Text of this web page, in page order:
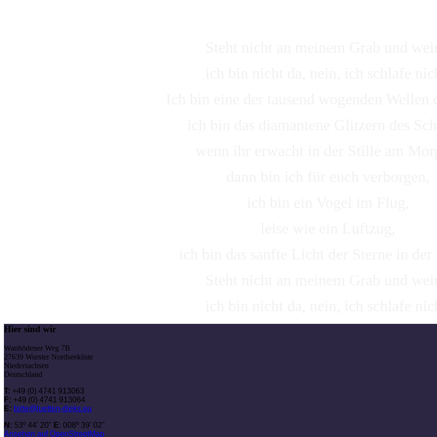
Hier sind wir
Wanhödener Weg 7B
27639 Wurster Nordseeküste
Niedersachsen
Deutschland
T: +49 (0) 4741 913063
F: +49 (0) 4741 913064
E: birte@luetten-dieks.eu
N: 53º 44' 20" E: 008º 39' 02"
Ansehen auf OpenStreetMap